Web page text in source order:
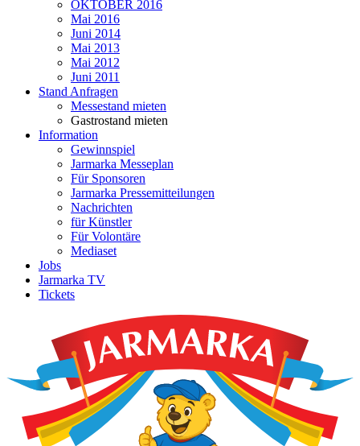
OKTOBER 2016
Mai 2016
Juni 2014
Mai 2013
Mai 2012
Juni 2011
Stand Anfragen
Messestand mieten
Gastrostand mieten
Information
Gewinnspiel
Jarmarka Messeplan
Für Sponsoren
Jarmarka Pressemitteilungen
Nachrichten
für Künstler
Für Volontäre
Mediaset
Jobs
Jarmarka TV
Tickets